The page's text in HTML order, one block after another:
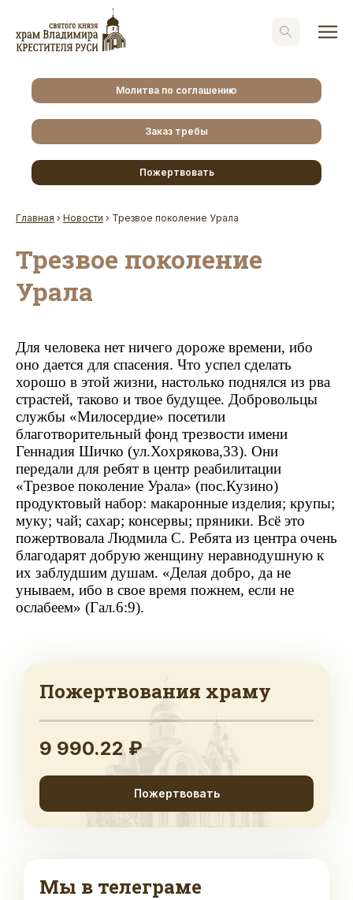
Молитва по соглашению
Заказ требы
Пожертвовать
Главная › Новости › Трезвое поколение Урала
Трезвое поколение
Урала
Для человека нет ничего дороже времени, ибо
оно дается для спасения. Что успел сделать
хорошо в этой жизни, настолько поднялся из рва
страстей, таково и твое будущее. Добровольцы
службы «Милосердие» посетили
благотворительный фонд трезвости имени
Геннадия Шичко (ул.Хохрякова,33). Они
передали для ребят в центр реабилитации
«Трезвое поколение Урала» (пос.Кузино)
продуктовый набор: макаронные изделия; крупы;
муку; чай; сахар; консервы; пряники. Всё это
пожертвовала Людмила С. Ребята из центра очень
благодарят добрую женщину неравнодушную к
их заблудшим душам. «Делая добро, да не
унываем, ибо в свое время пожнем, если не
ослабеем» (Гал.6:9).
Пожертвования храму
9 990.22 ₽
Пожертвовать
Мы в телеграме